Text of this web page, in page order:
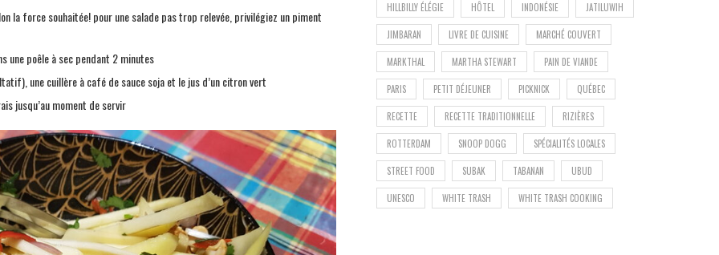
la force souhaitée! pour une salade pas trop relevée, privilégiez un piment
une poêle à sec pendant 2 minutes
une cuillère à café de sauce soja et le jus d’un citron vert
jusqu’au moment de servir
HILLBILLY ÉLÉGIE HÔTEL INDONÉSIE JATILUWIH
JIMBARAN LIVRE DE CUISINE MARCHÉ COUVERT
MARKTHAL MARTHA STEWART PAIN DE VIANDE
PARIS PETIT DÉJEUNER PICKNICK QUÉBEC
RECETTE RECETTE TRADITIONNELLE RIZIÈRES
ROTTERDAM SNOOP DOGG SPÉCIALITÉS LOCALES
STREET FOOD SUBAK TABANAN UBUD
UNESCO WHITE TRASH WHITE TRASH COOKING